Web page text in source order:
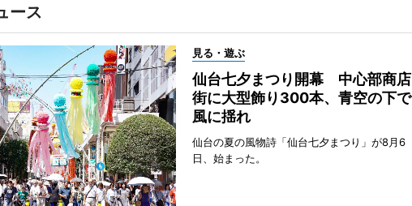
ース
見る・遊ぶ
仙台七夕まつり開幕 中心部商店
街に大型飾り300本、青空の下で
風に揺れ
仙台の夏の風物詩「仙台七夕まつり」が8月6
日、始まった。